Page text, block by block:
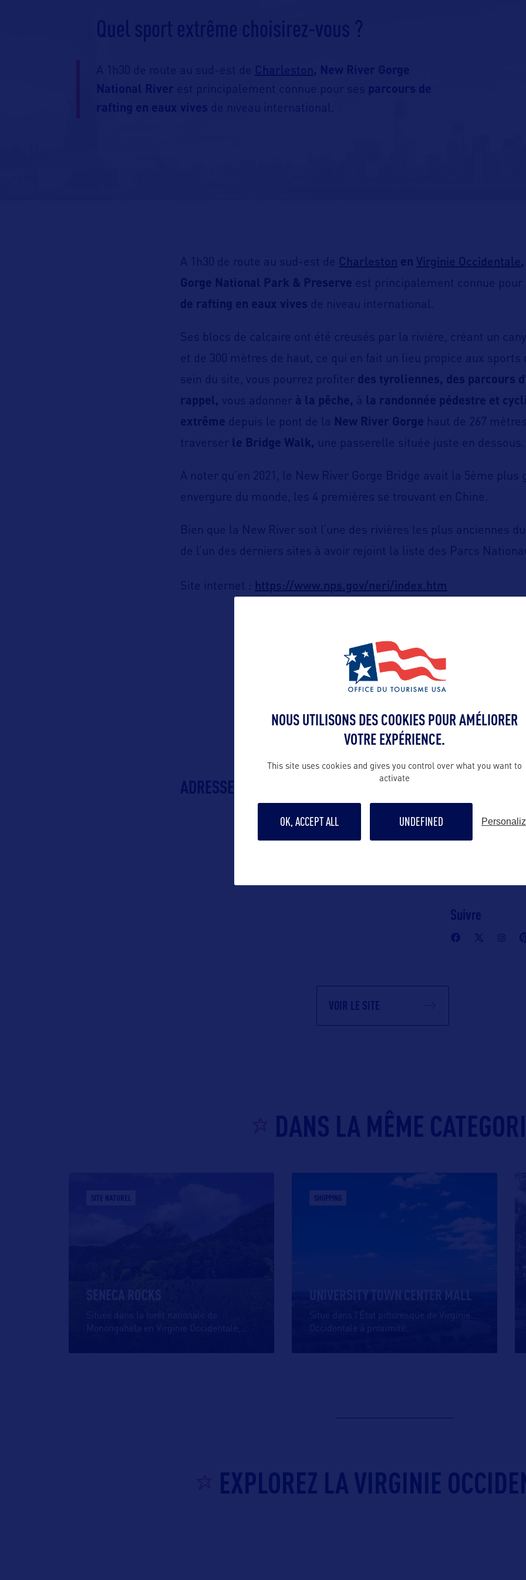
Quel sport extrême choisirez-vous ?
A 1h30 de route au sud-est de Charleston , New River Gorge
National River est principalement connue pour ses parcours de
rafting en eaux vives de niveau international.
A 1h30 de route au sud-est de Charleston en Virginie Occidentale ,
Gorge National Park & Preserve est principalement connue pour
de rafting en eaux vives de niveau international.
Ses blocs de calcaire ont été creusés par la rivière, créant un
et de 300 mètres de haut, ce qui en fait un lieu propice aux sports
sein du site, vous pourrez profiter des tyroliennes, des parcours
rappel, vous adonner à la pêche, à la randonnée pédestre et
extrême depuis le pont de la New River Gorge haut de 267
traverser le Bridge Walk, une passerelle située juste en dessous.
A noter qu’en 2021, le New River Gorge Bridge avait la 5ème plus
envergure du monde, les 4 premières se trouvant en Chine.
Bien que la New River soit l’une des rivières les plus anciennes
de l’un des derniers sites à avoir rejoint la liste des Parcs
Site internet : https://www.nps.gov/neri/index.htm
ALLEZ PLUS LOIN
ADRESSES
Suivre
VOIR LE SITE
DANS LA MÊME
SITE NATUREL
SENECA ROCKS
Située dans la forêt nationale de
Monongahela en Virginie Occidentale,
SHOPPING
UNIVERSITY TOWN CENTER MALL
Situé dans l’État pittoresque de Virginie
Occidentale à proximité
EXPLOREZ LA VIRGINIE
NOUS UTILISONS DES COOKIES POUR AMÉLIORER
VOTRE EXPÉRIENCE.
This site uses cookies and gives you control over what you want to
activate
OK, ACCEPT ALL UNDEFINED